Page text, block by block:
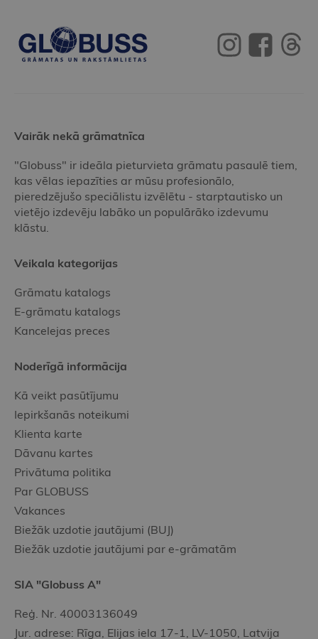
Vairāk nekā grāmatnīca
"Globuss" ir ideāla pieturvieta grāmatu pasaulē tiem,
kas vēlas iepazīties ar mūsu profesionālo,
pieredzējušo speciālistu izvēlētu - starptautisko un
vietējo izdevēju labāko un populārāko izdevumu
klāstu.
Veikala kategorijas
Grāmatu katalogs
E-grāmatu katalogs
Kancelejas preces
Noderīgā informācija
Kā veikt pasūtījumu
Iepirkšanās noteikumi
Klienta karte
Dāvanu kartes
Privātuma politika
Par GLOBUSS
Vakances
Biežāk uzdotie jautājumi (BUJ)
Biežāk uzdotie jautājumi par e-grāmatām
SIA "Globuss A"
Reģ. Nr. 40003136049
Jur. adrese: Rīga, Elijas iela 17-1, LV-1050, Latvija